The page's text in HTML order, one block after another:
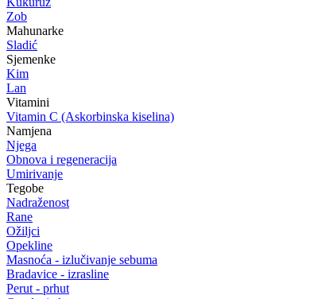
Zob
Mahunarke
Sladić
Sjemenke
Kim
Lan
Vitamini
Vitamin C (Askorbinska kiselina)
Namjena
Njega
Obnova i regeneracija
Umirivanje
Tegobe
Nadraženost
Rane
Ožiljci
Opekline
Masnoća - izlučivanje sebuma
Bradavice - izrasline
Perut - prhut